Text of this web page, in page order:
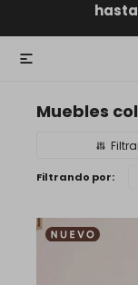
hasta
ENVÍO

Muebles
Filtrando por: